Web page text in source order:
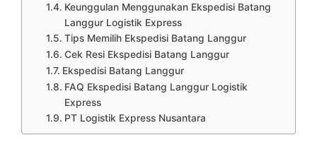
Keunggulan Menggunakan Ekspedisi Batang
Langgur Logistik Express
Tips Memilih Ekspedisi Batang Langgur
Cek Resi Ekspedisi Batang Langgur
Ekspedisi Batang Langgur
FAQ Ekspedisi Batang Langgur Logistik
Express
PT Logistik Express Nusantara